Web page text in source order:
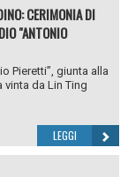
CERIMONIA DI
"ANTONIO
Pieretti”, giunta alla
vinta da Lin Ting
LEGGI